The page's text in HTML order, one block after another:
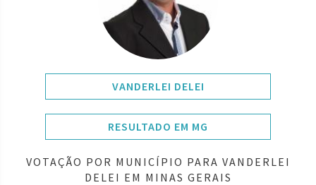
VANDERLEI DELEI
RESULTADO EM MG
VOTAÇÃO POR MUNICÍPIO PARA VANDERLEI
DELEI EM MINAS GERAIS